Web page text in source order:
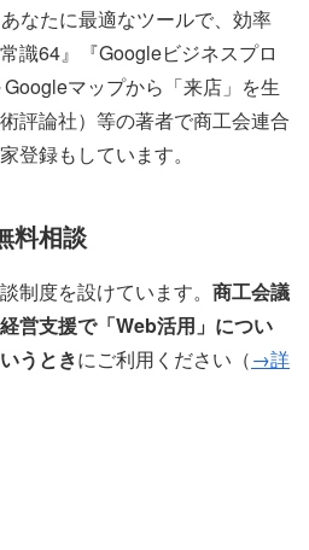
なたに最適なツールで、効率
識64』『Googleビジネスプロ
マップから「来店」を生
評論社）等の著者で商工会連合
登録もしています。
料相談
制度を設けています。 商工会議
営支援で「Web活用」につい
うときにご利用ください（→詳